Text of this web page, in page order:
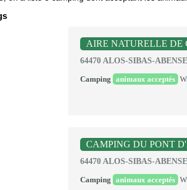
AIRE NATURELLE DE
64470 ALOS-SIBAS-ABENSE
Camping animaux acceptés
CAMPING DU PONT
64470 ALOS-SIBAS-ABENSE
Camping animaux acceptés